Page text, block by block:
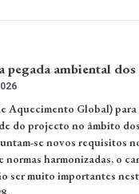
pegada ambiental
Aquecimento Global)
do projecto no âmbito
se novos requisitos
harmonizadas, o
ser muito importantes